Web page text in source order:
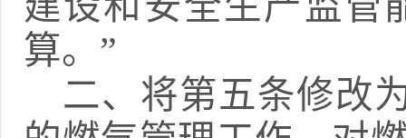
算。”
二、 将第五条修改